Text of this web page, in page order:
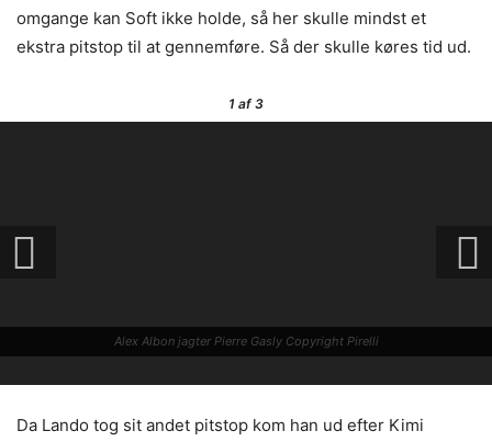
omgange kan Soft ikke holde, så her skulle mindst et
ekstra pitstop til at gennemføre. Så der skulle køres tid ud.
1 af 3
Alex Albon jagter Pierre Gasly Copyright Pirelli
Da Lando tog sit andet pitstop kom han ud efter Kimi